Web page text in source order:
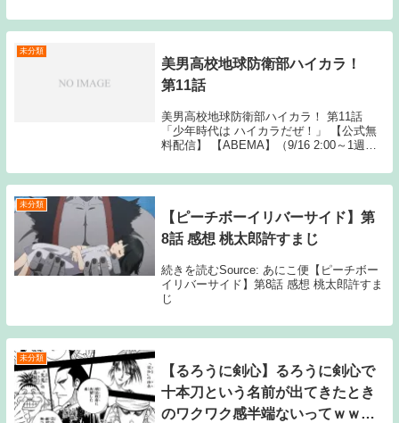
64 ・カービィ64 ・マリオストーリー ・マ
リオパー...
未分類
美男高校地球防衛部ハイカラ！
第11話
美男高校地球防衛部ハイカラ！ 第11話
「少年時代は ハイカラだぜ！」 【公式無
料配信】 【ABEMA】（9/16 2:00～1週
【Hulu】 【ABEMA】 【Amazonプライ
Source: N...
未分類
【ピーチボーイリバーサイド】第
8話 感想 桃太郎許すまじ
続きを読むSource: あにこ便【ピーチボー
イリバーサイド】第8話 感想 桃太郎許すま
じ
未分類
【るろうに剣心】るろうに剣心で
十本刀という名前が出てきたとき
のワクワク感半端ないってｗｗｗ